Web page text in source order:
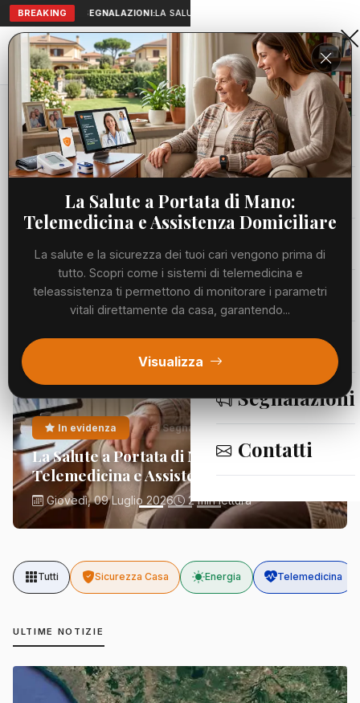
BREAKING SEGNALAZIONI:LA SALUTE A PORTATA DI MANO:
Aranova • NET
PORTALE UTILE AL TERRITORIO
Home
Cronaca
Viabilità
Utilità
Meteo
Eventi
Segnalazioni
Contatti
La Salute a Portata di Mano:
Telemedicina e Assistenza Domiciliare
La salute e la sicurezza dei tuoi cari vengono prima di
tutto. Scopri come i sistemi di telemedicina e
teleassistenza ti permettono di monitorare i parametri
vitali direttamente da casa, garantendo...
Visualizza
In evidenza Segnalazioni
La Salute a Portata di Mano:
Telemedicina e Assistenza Domiciliare
Giovedì, 09 Luglio 2026 2 min lettura
Tutti Sicurezza Casa Energia Telemedicina
ULTIME NOTIZIE